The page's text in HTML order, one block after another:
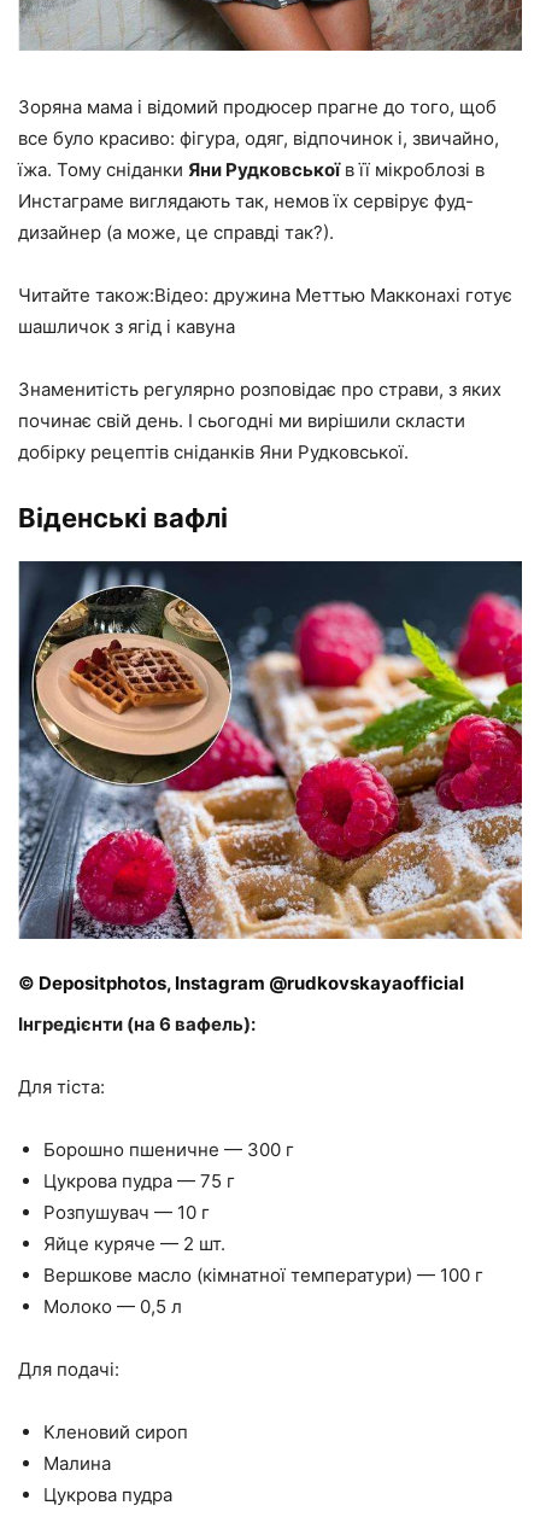
Зоряна мама і відомий продюсер прагне до того, щоб
все було красиво: фігура, одяг, відпочинок і, звичайно,
їжа. Тому сніданки Яни Рудковськоїв її мікроблозі в
Инстаграме виглядають так, немов їх сервірує фуд-
дизайнер (а може, це справді так?).
Читайте також:Відео: дружина Меттью Макконахі готує
шашличок з ягід і кавуна
Знаменитість регулярно розповідає про страви, з яких
починає свій день. І сьогодні ми вирішили скласти
добірку рецептів сніданків Яни Рудковської.
Віденські вафлі
© Depositphotos, Instagram @rudkovskayaofficial
Інгредієнти (на 6 вафель):
Для тіста:
Борошно пшеничне — 300 г
Цукрова пудра — 75 г
Розпушувач — 10 г
Яйце куряче — 2 шт.
Вершкове масло (кімнатної температури) — 100 г
Молоко — 0,5 л
Для подачі:
Кленовий сироп
Малина
Цукрова пудра